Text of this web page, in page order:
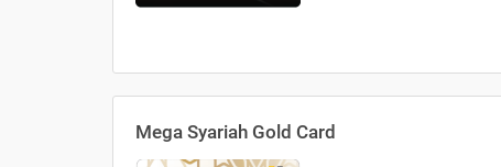
Mega Syariah Gold Card